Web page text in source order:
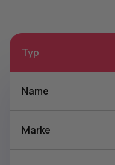
Typ
Name
Marke